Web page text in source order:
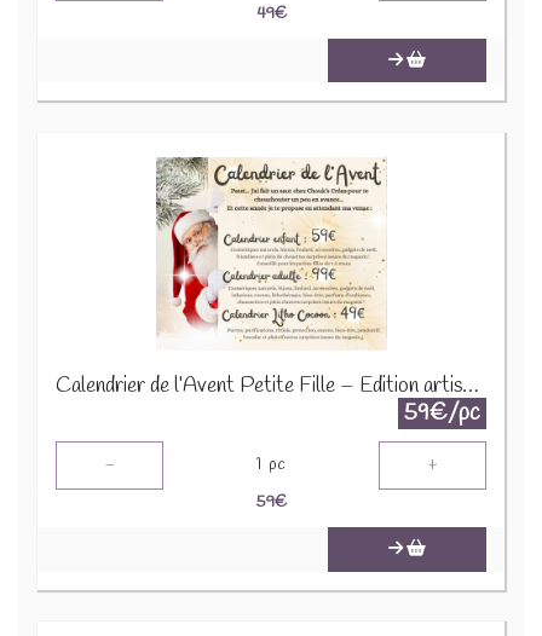
49€
Calendrier de l’Avent Petite Fille – Édition artisanale 2025
59€/pc
- 1 pc +
59€